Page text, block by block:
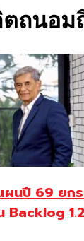
ถนอม
ผนปี 69 ยก
Backlog